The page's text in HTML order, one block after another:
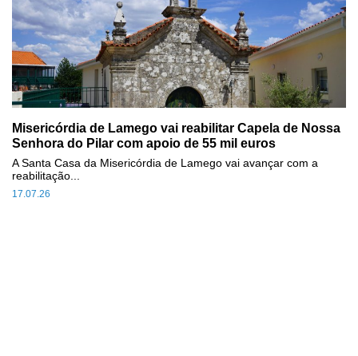
Misericórdia de Lamego vai reabilitar Capela de Nossa
Senhora do Pilar com apoio de 55 mil euros
17.07.26
A Santa Casa da Misericórdia de Lamego vai avançar com a
reabilitação...